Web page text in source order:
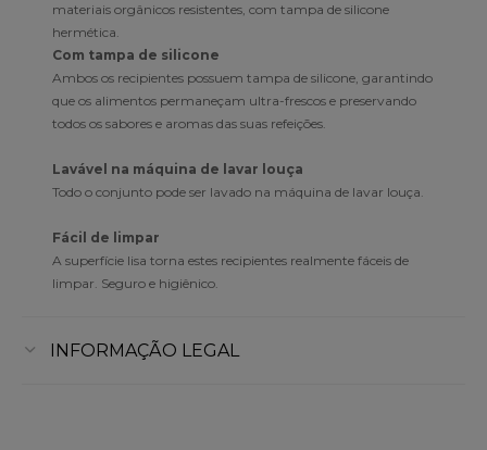
materiais orgânicos resistentes, com tampa de silicone
hermética.
Com tampa de silicone
Ambos os recipientes possuem tampa de silicone, garantindo
que os alimentos permaneçam ultra-frescos e preservando
todos os sabores e aromas das suas refeições.
Lavável na máquina de lavar louça
Todo o conjunto pode ser lavado na máquina de lavar louça.
Fácil de limpar
A superfície lisa torna estes recipientes realmente fáceis de
limpar. Seguro e higiênico.
INFORMAÇÃO LEGAL